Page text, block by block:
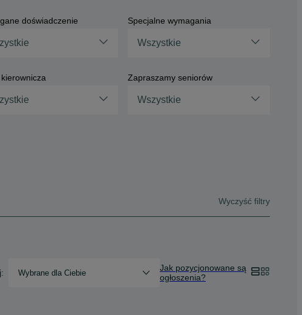
doświadczenie Specjalne wymagania
Wszystkie
Zapraszamy seniorów
Wszystkie
Wyczyść filtry
Wybrane dla Ciebie
Jak pozycjonowane są
ogłoszenia?